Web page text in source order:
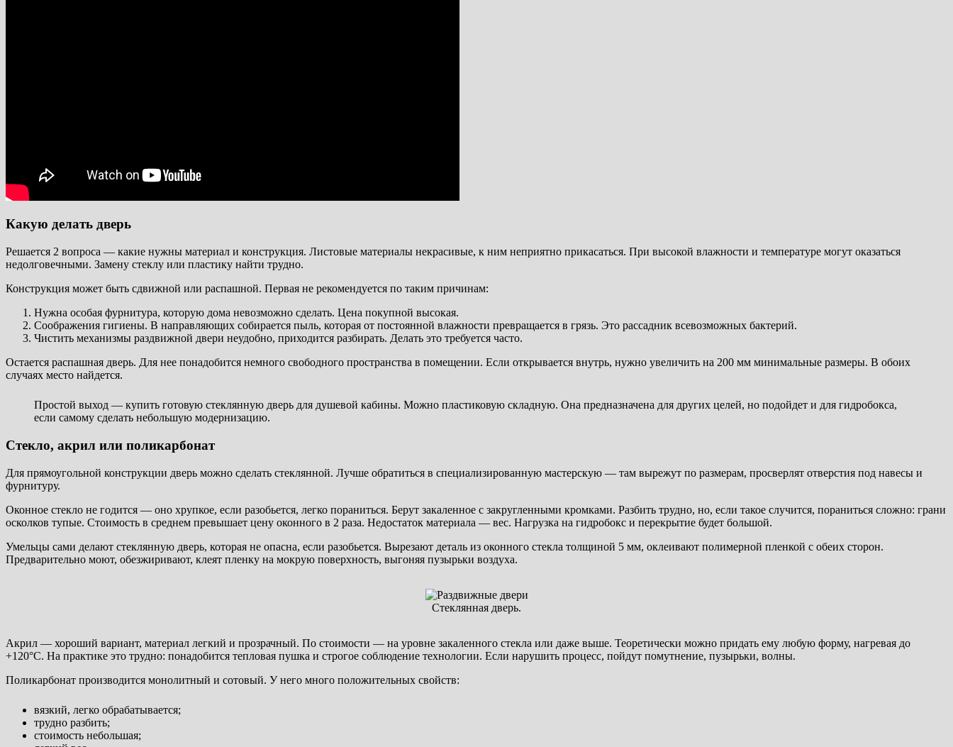
Какую делать дверь
Решается 2 вопроса — какие нужны материал и конструкция. Листовые материалы некрасивые, к ним неприятно прикасаться. При высокой влажности и температуре могут оказаться
недолговечными. Замену стеклу или пластику найти трудно.
Конструкция может быть сдвижной или распашной. Первая не рекомендуется по таким причинам:
Нужна особая фурнитура, которую дома невозможно сделать. Цена покупной высокая.
Соображения гигиены. В направляющих собирается пыль, которая от постоянной влажности превращается в грязь. Это рассадник всевозможных бактерий.
Чистить механизмы раздвижной двери неудобно, приходится разбирать. Делать это требуется часто.
Остается распашная дверь. Для нее понадобится немного свободного пространства в помещении. Если открывается внутрь, нужно увеличить на 200 мм минимальные размеры. В обоих
случаях место найдется.
Простой выход — купить готовую стеклянную дверь для душевой кабины. Можно пластиковую складную. Она предназначена для других целей, но подойдет и для гидробокса,
если самому сделать небольшую модернизацию.
Стекло, акрил или поликарбонат
Для прямоугольной конструкции дверь можно сделать стеклянной. Лучше обратиться в специализированную мастерскую — там вырежут по размерам, просверлят отверстия под навесы и
фурнитуру.
Оконное стекло не годится — оно хрупкое, если разобьется, легко пораниться. Берут закаленное с закругленными кромками. Разбить трудно, но, если такое случится, пораниться сложно: грани
осколков тупые. Стоимость в среднем превышает цену оконного в 2 раза. Недостаток материала — вес. Нагрузка на гидробокс и перекрытие будет большой.
Умельцы сами делают стеклянную дверь, которая не опасна, если разобьется. Вырезают деталь из оконного стекла толщиной 5 мм, оклеивают полимерной пленкой с обеих сторон.
Предварительно моют, обезжиривают, клеят пленку на мокрую поверхность, выгоняя пузырьки воздуха.
Стеклянная дверь.
Акрил — хороший вариант, материал легкий и прозрачный. По стоимости — на уровне закаленного стекла или даже выше. Теоретически можно придать ему любую форму, нагревая до
+120°С. На практике это трудно: понадобится тепловая пушка и строгое соблюдение технологии. Если нарушить процесс, пойдут помутнение, пузырьки, волны.
Поликарбонат производится монолитный и сотовый. У него много положительных свойств:
вязкий, легко обрабатывается;
трудно разбить;
стоимость небольшая;